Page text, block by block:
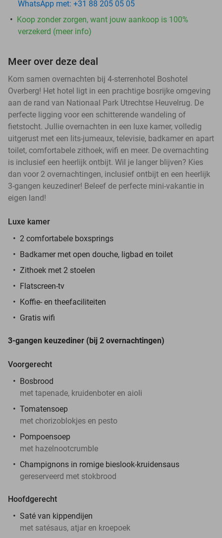
WhatsApp met: +31 88 205 05 05
Koop zonder zorgen, want jouw aankoop is 100%
verzekerd (meer info)
Meer over deze deal
Kom samen overnachten bij 4-sterrenhotel Boshotel
Overberg! Het hotel ligt in een prachtige bosrijke omgeving
aan de rand van Nationaal Park Utrechtse Heuvelrug. De
perfecte ligging voor een schitterende wandeling of
fietstocht. Jullie overnachten in een luxe kamer, volledig
uitgerust met een lits-jumeaux, televisie, badkamer en apart
toilet, comfortabele zithoek, wifi en meer. De overnachting
is inclusief een heerlijk ontbijt. Wil je langer blijven? Kies
dan voor 2 overnachtingen, inclusief ontbijt en een heerlijk
3-gangen keuzediner! Beleef de perfecte mini-vakantie in
eigen land!
Luxe kamer
2 comfortabele boxsprings
Badkamer met open douche, ligbad en toilet
Zithoek met 2 stoelen
Flatscreen-tv
Koffie- en theefaciliteiten
Gratis wifi
3-gangen keuzediner (bij 2 overnachtingen)
Voorgerecht
Bosbrood
met tapenade, kruidenboter en aioli
Tomatensoep
met chorizoblokjes en pesto
Pompoensoep
met hazelnootcrumble
Champignons in romige bieslook-kruidensaus
gereserveerd met stokbrood
Hoofdgerecht
Saté van kippendijen
met satésaus, atjar en kroepoek